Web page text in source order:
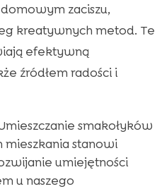
zaciszu,
kreatywnych metod. Te
efektywną
źródłem radości i
smakołyków
mieszkania stanowi
umiejętności
u naszego